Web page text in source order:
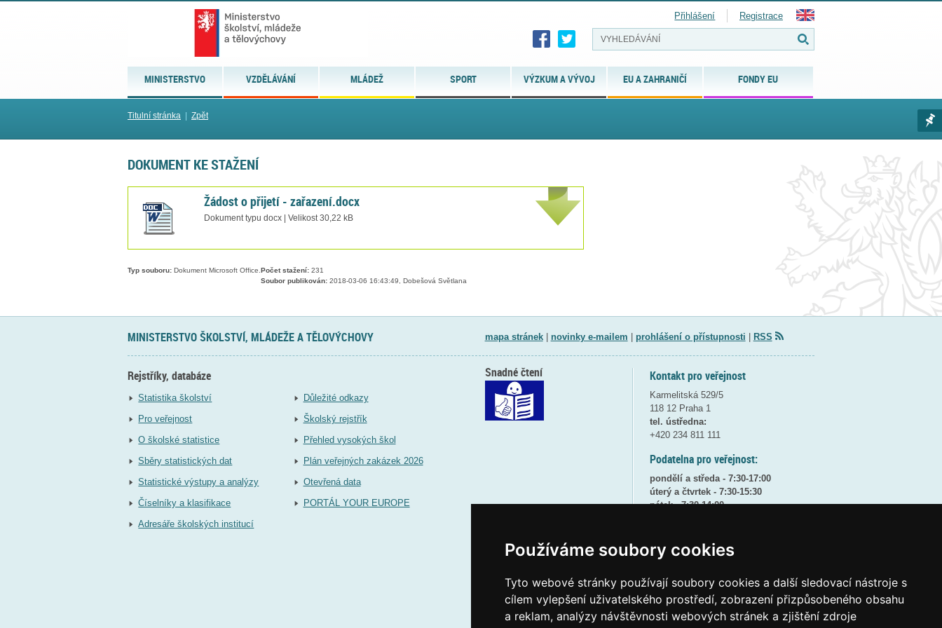
Používáme soubory cookies
Tyto webové stránky používají soubory cookies a další sledovací nástroje s
cílem vylepšení uživatelského prostředí, zobrazení přizpůsobeného obsahu
a reklam, analýzy návštěvnosti webových stránek a zjištění zdroje
MINISTERSTVO VZDĚLÁVÁNÍ MLÁDEŽ SPORT VÝZKUM A VÝVOJ EU A ZAHRANIČÍ FONDY EU
Přihlášení Registrace
Titulní stránka Zpět
DOKUMENT KE STAŽENÍ
Žádost o přijetí - zařazení.docx
Dokument typu docx | Velikost 30,22 kB
Typ souboru: Dokument Microsoft Office. Počet stažení: 231
Soubor publikován: 2018-03-06 16:43:49, Dobešová Světlana
MINISTERSTVO ŠKOLSTVÍ, MLÁDEŽE A TĚLOVÝCHOVY mapa stránek| novinky e-mailem prohlášení o přístupnosti RSS
Rejstříky, databáze
Statistika školství
Pro veřejnost
O školské statistice
Sběry statistických dat
Statistické výstupy a analýzy
Číselníky a klasifikace
Adresáře školských institucí
Důležité odkazy
Školský rejstřík
Přehled vysokých škol
Plán veřejných zakázek 2026
Otevřená data
PORTÁL YOUR EUROPE
Kontakt pro veřejnost
Karmelitská 529/5
118 12 Praha 1
tel. ústředna:
+420 234 811 111
Podatelna pro veřejnost:
pondělí a středa - 7:30-17:00
úterý a čtvrtek - 7:30-15:30
pátek - 7:30-14:00
(více informacíZDE)
posta@msmtgovcz
ID datové schránky: vidaawt
Snadné čtení